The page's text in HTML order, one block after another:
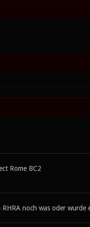
Rome BC2
noch was oder wurde